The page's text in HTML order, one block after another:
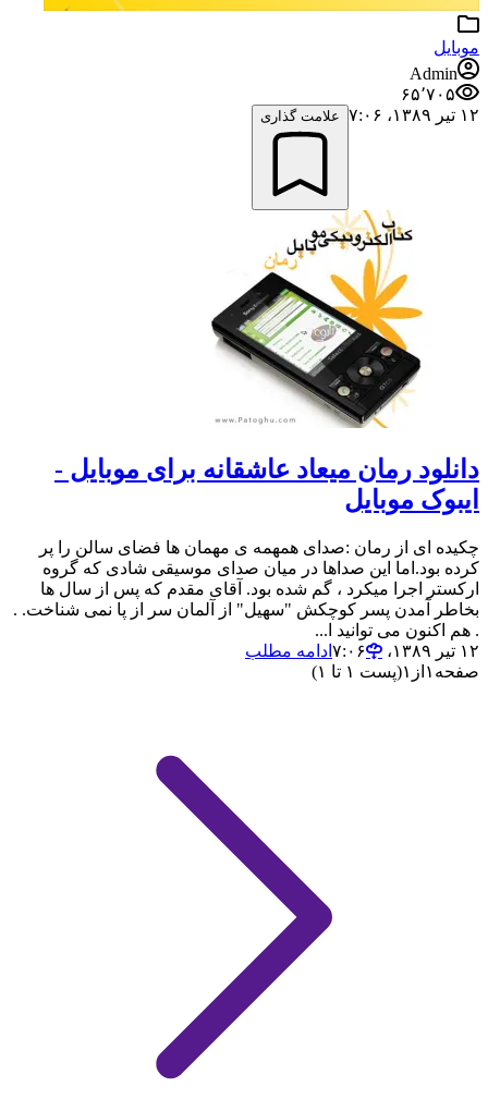
موبایل
Admin
۶۵٬۷۰۵
۱۲ تیر ۱۳۸۹،‏ ۷:۰۶
علامت گذاری
دانلود رمان میعاد عاشقانه برای موبایل -
ایبوک موبایل
چکیده ای از رمان :صدای همهمه ی مهمان ها فضای سالن را پر
کرده بود.اما این صداها در میان صدای موسیقی شادی که گروه
ارکستر اجرا میکرد ، گم شده بود. آقای مقدم که پس از سال ها
بخاطر آمدن پسر کوچکش "سهیل" از آلمان سر از پا نمی شناخت. .
. هم اکنون می توانید ا...
۱۲ تیر ۱۳۸۹،‏ ۷:۰۶
ادامه مطلب
صفحه ۱ از ۱(پست ۱ تا ۱)